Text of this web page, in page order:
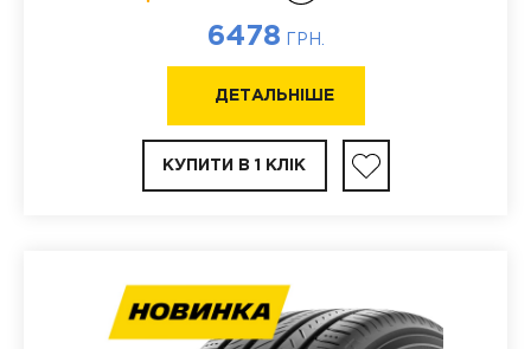
6478 ГРН.
ДЕТАЛЬНІШЕ
КУПИТИ В 1 КЛІК